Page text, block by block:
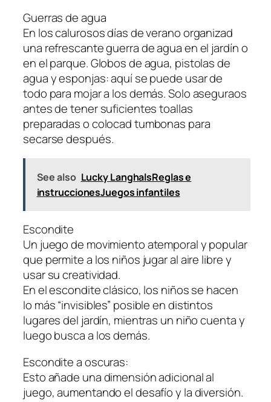
Guerras de agua
En los calurosos días de verano organizad
una refrescante guerra de agua en el jardín o
en el parque. Globos de agua, pistolas de
agua y esponjas: aquí se puede usar de
todo para mojar a los demás. Solo aseguraos
antes de tener suficientes toallas
preparadas o colocad tumbonas para
secarse después.
See also Lucky LanghalsReglas e
instruccionesJuegos infantiles
Escondite
Un juego de movimiento atemporal y popular
que permite a los niños jugar al aire libre y
usar su creatividad.
En el escondite clásico, los niños se hacen
lo más “invisibles” posible en distintos
lugares del jardín, mientras un niño cuenta y
luego busca a los demás.
Escondite a oscuras:
Esto añade una dimensión adicional al
juego, aumentando el desafío y la diversión.